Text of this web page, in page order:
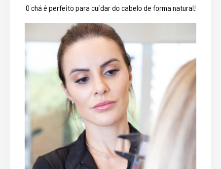
O chá é perfeito para cuidar do cabelo de forma natural!